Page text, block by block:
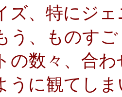
ズ、特にジ
う、ものす
の数々、合
うに観てし